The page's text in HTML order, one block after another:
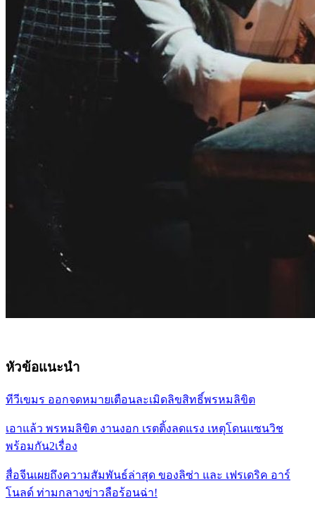
หัวข้อแนะนำ
ทีวีเขมร ออกจดหมายเตือนละเมิดลิขสิทธิ์พรหมลิขิต
เอาแล้ว พรหมลิขิต งานงอก เรตติ้งลดแรง เหตุโดนแซนวิช
พร้อมกัน2เรื่อง
สื่อจีนเผยถึงความสัมพันธ์ล่าสุด ของลิซ่า และ เฟรเดริค อาร์
โนลด์ ท่ามกลางข่าวลือร้อนฉ่า!